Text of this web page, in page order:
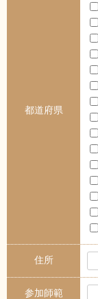
都道府県
住所
参加師範